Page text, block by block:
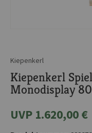
Kiepenkerl
Kiepenkerl
Monodisplay
UVP 1.620,00 €